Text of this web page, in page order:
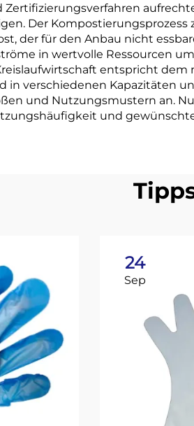
Der
der für den Anbau nicht
in wertvolle Ressourcen
entspricht
in verschiedenen Kapazitäten
und Nutzungsmustern an.
und
24
Sep